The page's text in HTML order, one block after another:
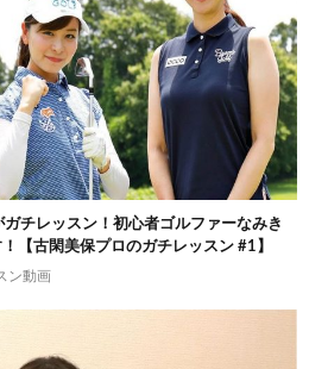
チレッスン！初心者ゴルファーなみき
【古閑美保プロのガチレッスン #1】
ン動画